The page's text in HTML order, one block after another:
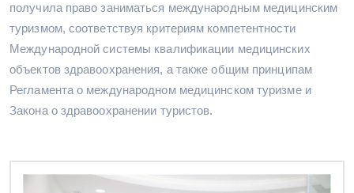
получила право заниматься международным медицинским
туризмом, соответствуя критериям компетентности
Международной системы квалификации медицинских
объектов здравоохранения, а также общим принципам
Регламента о международном медицинском туризме и
Закона о здравоохранении туристов.